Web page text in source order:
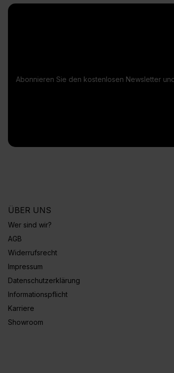
Abonnieren Sie den kostenlosen Newsletter
ÜBER UNS
Wer sind wir?
AGB
Widerrufsrecht
Impressum
Datenschutzerklärung
Informationspflicht
Karriere
Showroom